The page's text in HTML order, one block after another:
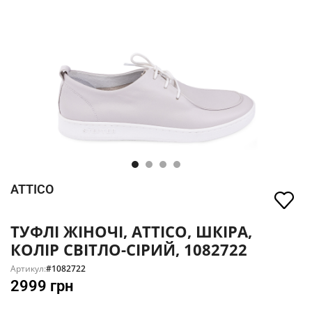
ATTICO
ТУФЛІ ЖІНОЧІ, ATTICO, ШКІРА,
КОЛІР СВІТЛО-СІРИЙ, 1082722
Артикул:#1082722
2999 грн